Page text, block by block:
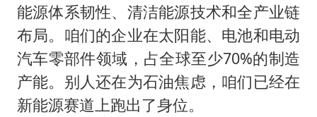
能源体系韧性、清洁能源技术和全产业链
布局。咱们的企业在太阳能、电池和电动
汽车零部件领域，占全球至少70%的制造
产能。别人还在为石油焦虑，咱们已经在
新能源赛道上跑出了身位。